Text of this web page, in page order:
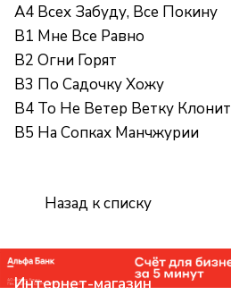
A4 Всех Забуду, Все Покину
B1 Мне Все Равно
B2 Огни Горят
B3 По Садочку Хожу
B4 То Не Ветер Ветку Клонит
B5 На Сопках Манчжурии
Назад к списку
Интернет-магазин